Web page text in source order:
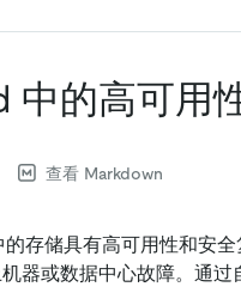
中的高可用
查看 Markdown
存储具有高可用性和安
器或数据中心故障。通